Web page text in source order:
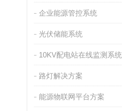
企业能源管控系统
光伏储能系统
10KV配电站在线监测系统
路灯解决方案
能源物联网平台方案